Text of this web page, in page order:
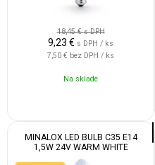
18,45 €s DPH
9,23 € s DPH / ks
7,50 € bez DPH / ks
Na sklade
MINALOX LED BULB C35 E14
1,5W 24V WARM WHITE